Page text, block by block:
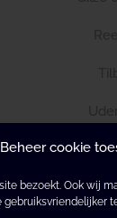
Beheer cookie
bezoekt. Ook wij